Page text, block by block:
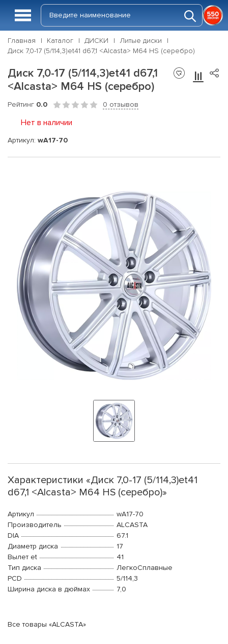
Главная Каталог ДИСКИ
Литые диски
Диск 7,0-17 (5/114,3)et41 d67,1 <Alcasta> M64 HS (серебро)
Диск 7,0-17 (5/114,3)et41 d67,1
<Alcasta> M64 HS (серебро)
Рейтинг 0.0 0 отзывов
Нет в наличии
Артикул: wA17-70
Характеристики «Диск 7,0-17 (5/114,3)et41
d67,1 <Alcasta> M64 HS (серебро)»
Артикул
wA17-70
Производитель
ALCASTA
DIA
67.1
Диаметр диска
17
Вылет et
41
Тип диска
ЛегкоСплавные
PCD
5/114,3
Ширина диска в дюймах
7,0
Все товары «ALCASTA»